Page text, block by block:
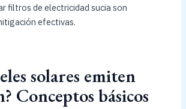
filtros de electricidad sucia son
efectivas.
solares emiten
Conceptos básicos